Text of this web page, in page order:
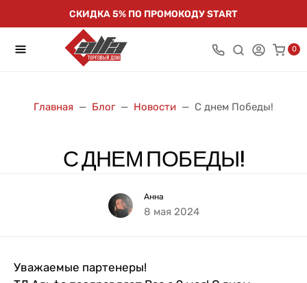
СКИДКА 5% ПО ПРОМОКОДУ START
0
Главная Блог Новости С днем Победы!
С ДНЕМ ПОБЕДЫ!
Анна
8 мая 2024
Уважаемые партенеры!